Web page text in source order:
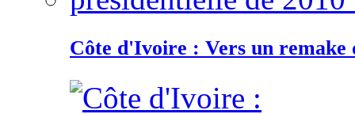
Côte d'Ivoire : Vers un remake